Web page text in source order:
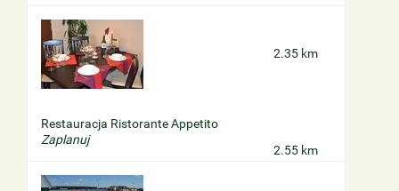
2.35 km
Restauracja Ristorante Appetito
Zaplanuj
2.55 km